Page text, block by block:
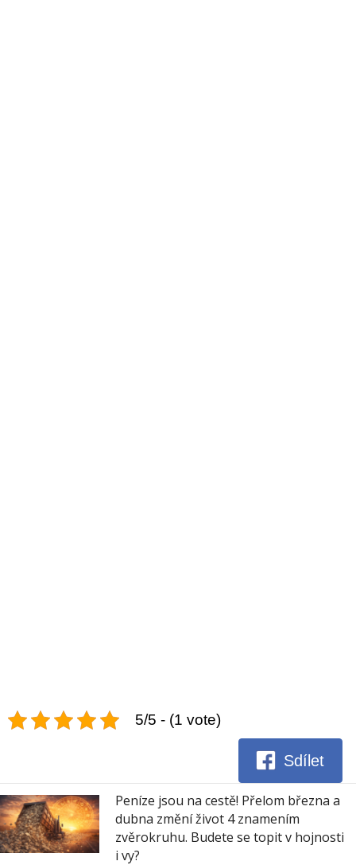
5/5 - (1 vote)
Sdílet
Peníze jsou na cestě! Přelom března a
dubna změní život 4 znamením
zvěrokruhu. Budete se topit v hojnosti
i vy?